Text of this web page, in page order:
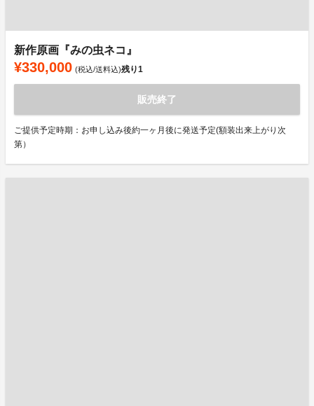
新作原画『みの虫ネコ』
¥330,000 (税込/送料込)残り1
販売終了
ご提供予定時期：お申し込み後約一ヶ月後に発送予定(額装出来上がり次
第）